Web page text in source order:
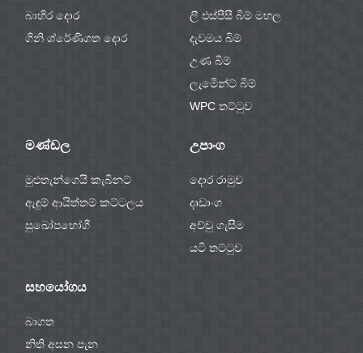
බාහිර දොර
ගිනි ශ්රේණිගත දොර
ලී එස්පීසී බිම් මහල
දැවමය බිම්
උණ බිම්
ලැමිෙන්ට් බිම්
WPC තට්ටුව
මණ්ඩල
මුළුතැන්ගෙයි කැබිනට්
ඇඳුම් ආයිත්තම් කට්ටලය
සුඛෝපභෝගී
උපාංග
දොර රාමුව
දෘඩාංග
අච්චු ගැසීම
යටි තට්ටුව
සහයෝගය
බාගත
නිති අසන පැන